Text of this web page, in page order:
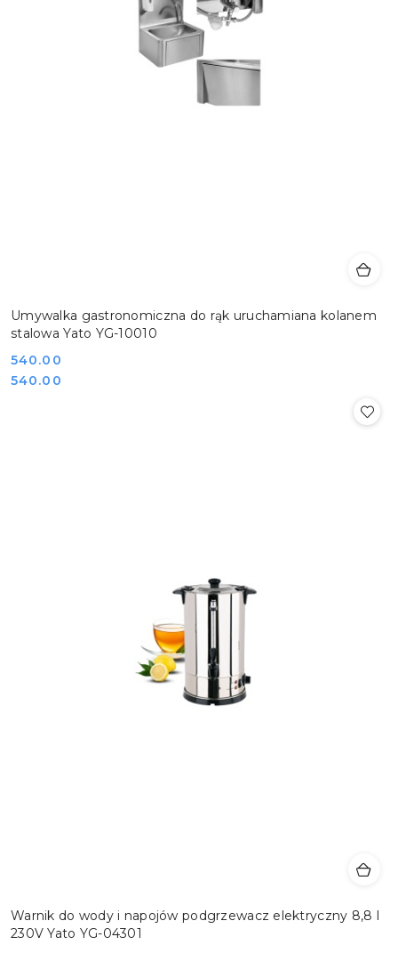
Umywalka gastronomiczna do rąk uruchamiana kolanem
stalowa Yato YG-10010
Cena:
540.00
Cena:
540.00
Warnik do wody i napojów podgrzewacz elektryczny 8,8 l
230V Yato YG-04301